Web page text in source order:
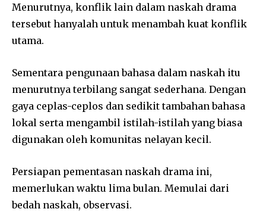
Menurutnya, konflik lain dalam naskah drama
tersebut hanyalah untuk menambah kuat konflik
utama.
Sementara pengunaan bahasa dalam naskah itu
menurutnya terbilang sangat sederhana. Dengan
gaya ceplas-ceplos dan sedikit tambahan bahasa
lokal serta mengambil istilah-istilah yang biasa
digunakan oleh komunitas nelayan kecil.
Persiapan pementasan naskah drama ini,
memerlukan waktu lima bulan. Memulai dari
bedah naskah, observasi.